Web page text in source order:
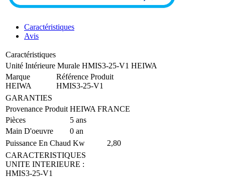
Caractéristiques
Avis
Caractéristiques
Unité Intérieure Murale HMIS3-25-V1 HEIWA
Marque
HEIWA
Référence Produit
HMIS3-25-V1
GARANTIES
Provenance Produit HEIWA FRANCE
Pièces
5 ans
Main D'oeuvre
0 an
Puissance En Chaud Kw
2,80
CARACTERISTIQUES
UNITE INTERIEURE :
HMIS3-25-V1